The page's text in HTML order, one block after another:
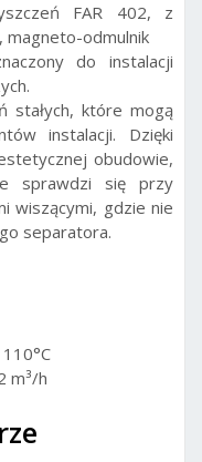
FAR 402, z
odmulnik
do instalacji
stałych, które mogą
instalacji. Dzięki
obudowie,
sprawdzi się przy
wiszącymi, gdzie nie
separatora.
m³/h